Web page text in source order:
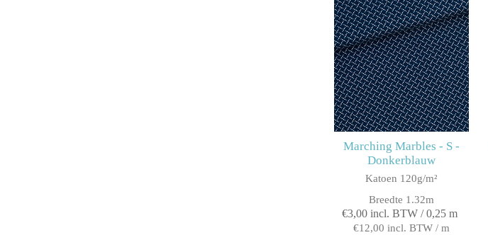
Marching Marbles - S -
Donkerblauw
Katoen 120g/m²
Breedte 1.32m
€3,00 incl. BTW / 0,25 m
€12,00 incl. BTW / m